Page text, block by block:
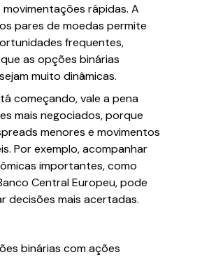
rápidas. A
pares de moedas permite
frequentes,
as opções binárias
muito dinâmicas.
começando, vale a pena
mais negociados, porque
menores e movimentos
Por exemplo, acompanhar
importantes, como
Central Europeu, pode
decisões mais acertadas.
binárias com ações